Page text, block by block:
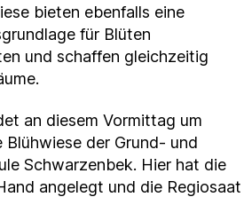
bieten ebenfalls eine
für Blüten
und schaffen gleichzeitig
an diesem Vormittag um
Blühwiese der Grund- und
Schwarzenbek. Hier hat die
angelegt und die Regiosaat